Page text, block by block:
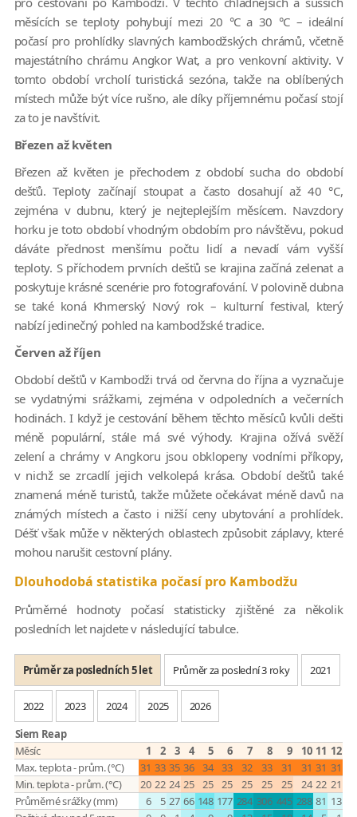
měsících se teploty pohybují mezi 20 °C a 30 °C – ideální
počasí pro prohlídky slavných kambodžských chrámů, včetně
majestátního chrámu Angkor Wat, a pro venkovní aktivity. V
tomto období vrcholí turistická sezóna, takže na oblíbených
místech může být více rušno, ale díky příjemnému počasí stojí
za to je navštívit.
Březen až květen
Březen až květen je přechodem z období sucha do období
dešťů. Teploty začínají stoupat a často dosahují až 40 °C,
zejména v dubnu, který je nejteplejším měsícem. Navzdory
horku je toto období vhodným obdobím pro návštěvu, pokud
dáváte přednost menšímu počtu lidí a nevadí vám vyšší
teploty. S příchodem prvních dešťů se krajina začíná zelenat a
poskytuje krásné scenérie pro fotografování. V polovině dubna
se také koná Khmerský Nový rok – kulturní festival, který
nabízí jedinečný pohled na kambodžské tradice.
Červen až říjen
Období dešťů v Kambodži trvá od června do října a vyznačuje
se vydatnými srážkami, zejména v odpoledních a večerních
hodinách. I když je cestování během těchto měsíců kvůli dešti
méně populární, stále má své výhody. Krajina ožívá svěží
zelení a chrámy v Angkoru jsou obklopeny vodními příkopy,
v nichž se zrcadlí jejich velkolepá krása. Období dešťů také
znamená méně turistů, takže můžete očekávat méně davů na
známých místech a často i nižší ceny ubytování a prohlídek.
Déšť však může v některých oblastech způsobit záplavy, které
mohou narušit cestovní plány.
Dlouhodobá statistika počasí pro Kambodžu
Průměrné hodnoty počasí statisticky zjištěné za několik
posledních let najdete v následující tabulce.
Průměr za posledních 5 let Průměr za poslední 3 roky 2021
2022 2023 2024 2025
2026
Siem Reap
Měsíc
1 2 3 4 5 6 7 8 9 10 11 12
Max. teplota - prům. (°C)
31 33 35 36 34 33 32 33 31 31 31 31
Min. teplota - prům. (°C)
20 22 24 25 25 25 25 25 25 24 22 21
Průměrné srážky (mm)
6 5 27 66 148 177 284 306 445 288 81 13